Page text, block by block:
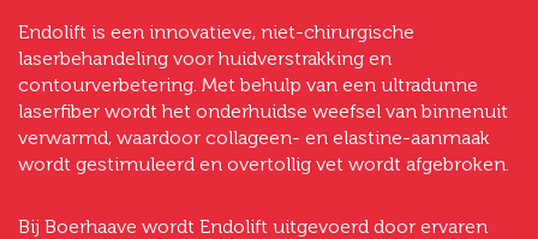
Endolift is een innovatieve, niet-chirurgische
laserbehandeling voor huidverstrakking en
contourverbetering. Met behulp van een ultradunne
laserfiber wordt het onderhuidse weefsel van binnenuit
verwarmd, waardoor collageen- en elastine-aanmaak
wordt gestimuleerd en overtollig vet wordt afgebroken.
Bij Boerhaave wordt Endolift uitgevoerd door ervaren